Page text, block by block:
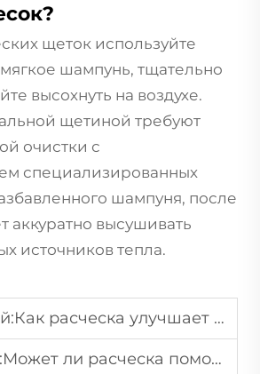
щеток используйте
шампунь, тщательно
высохнуть на воздухе.
щетиной требуют
очистки с
специализированных
шампуня, после
аккуратно высушивать
источников тепла.
Как расческа улучшает блеск и гладкость волос?
Может ли расческа помочь уменьшить ломкость и повреждение волос?